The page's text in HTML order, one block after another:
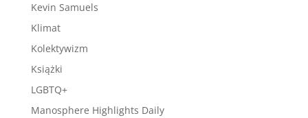
Kevin Samuels
Klimat
Kolektywizm
Książki
LGBTQ+
Manosphere Highlights Daily